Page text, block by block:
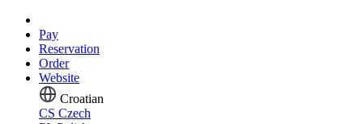
Pay
Reservation
Order
Website
Croatian
CS Czech